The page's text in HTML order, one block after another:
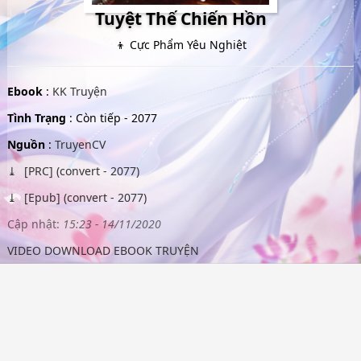
Tuyệt Thế Chiến Hồn
👦 Cực Phẩm Yêu Nghiệt
Ebook : KK Truyện
Tình Trạng : Còn tiếp - 2077
Nguồn: TruyenCV
[PRC] (convert - 2077)
[Epub] (convert - 2077)
Cập nhật: 15:23 - 14/11/2020
VIDEO DOWNLOAD EBOOK TRUYỆN